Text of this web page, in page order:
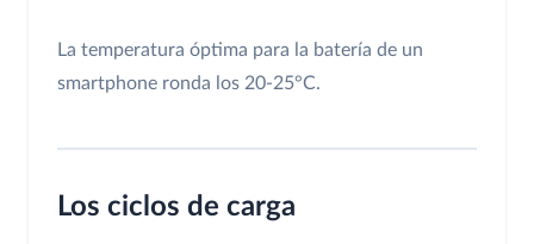
La temperatura óptima para la batería de un
smartphone ronda los 20-25°C.
Los ciclos de carga